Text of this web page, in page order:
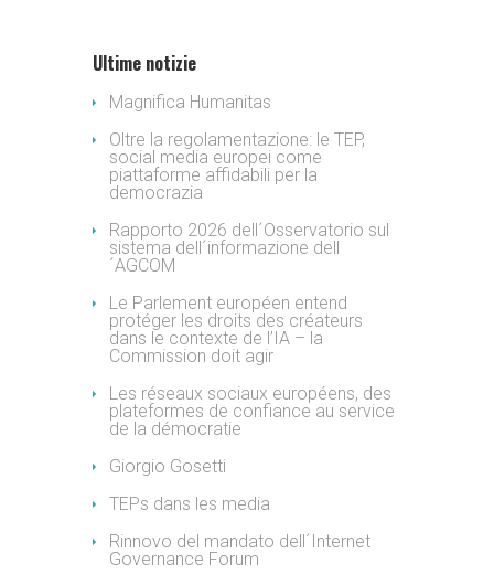
Ultime notizie
Magnifica Humanitas
Oltre la regolamentazione: le TEP,
social media europei come
piattaforme affidabili per la
democrazia
Rapporto 2026 dell´Osservatorio sul
sistema dell´informazione dell
´AGCOM
Le Parlement européen entend
protéger les droits des créateurs
dans le contexte de l’IA – la
Commission doit agir
Les réseaux sociaux européens, des
plateformes de confiance au service
de la démocratie
Giorgio Gosetti
TEPs dans les media
Rinnovo del mandato dell´Internet
Governance Forum